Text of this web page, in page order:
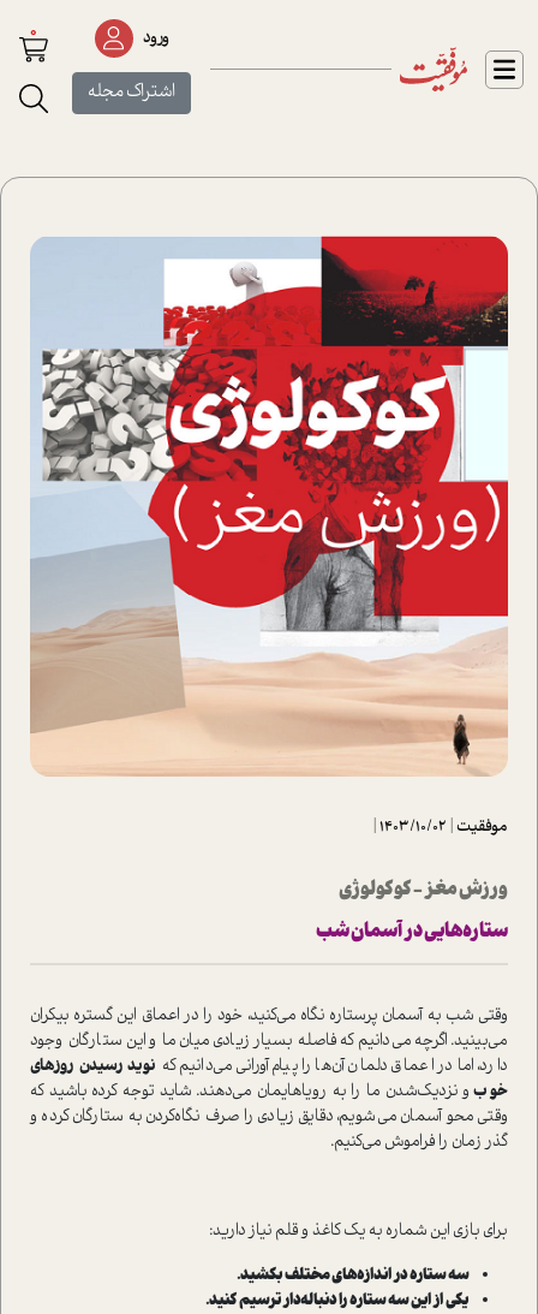
ورود
اشتراک مجله
0
موفقیت|
1403/10/02
|
ورزش مغز - کوکولوژی
ستاره‌هایی در آسمان شب
وقتی شب به آسمان پرستاره نگاه می‌کنید، خود را در اعماق این گستره بیکران
می‌بینید. اگرچه می‌دانیم که فاصله بسیار زیادی میان ما و این ستارگان وجود
دارد، اما در اعماق دلمان آن‌ها را پیام‌آورانی می‌دانیم که نوید رسیدن روزهای
خوب و نزدیک‌شدن ما را به رویاهایمان می‌دهند. شاید توجه کرده باشید که
وقتی محو آسمان می‌شویم، دقایق زیادی را صرف نگاه‌کردن به ستارگان کرده و
گذر زمان را فراموش می‌کنیم.
برای بازی این شماره به یک کاغذ و قلم نیاز دارید:
سه ستاره در اندازه‌های مختلف بکشید.
یکی از این سه ستاره را دنباله‌دار ترسیم کنید.